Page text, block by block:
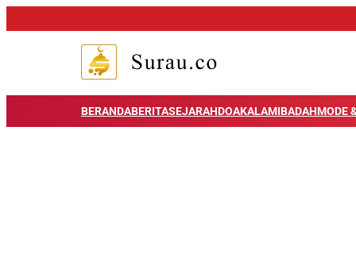
BERANDABERITASEJARAHDOAKALAMIBADAHMODE